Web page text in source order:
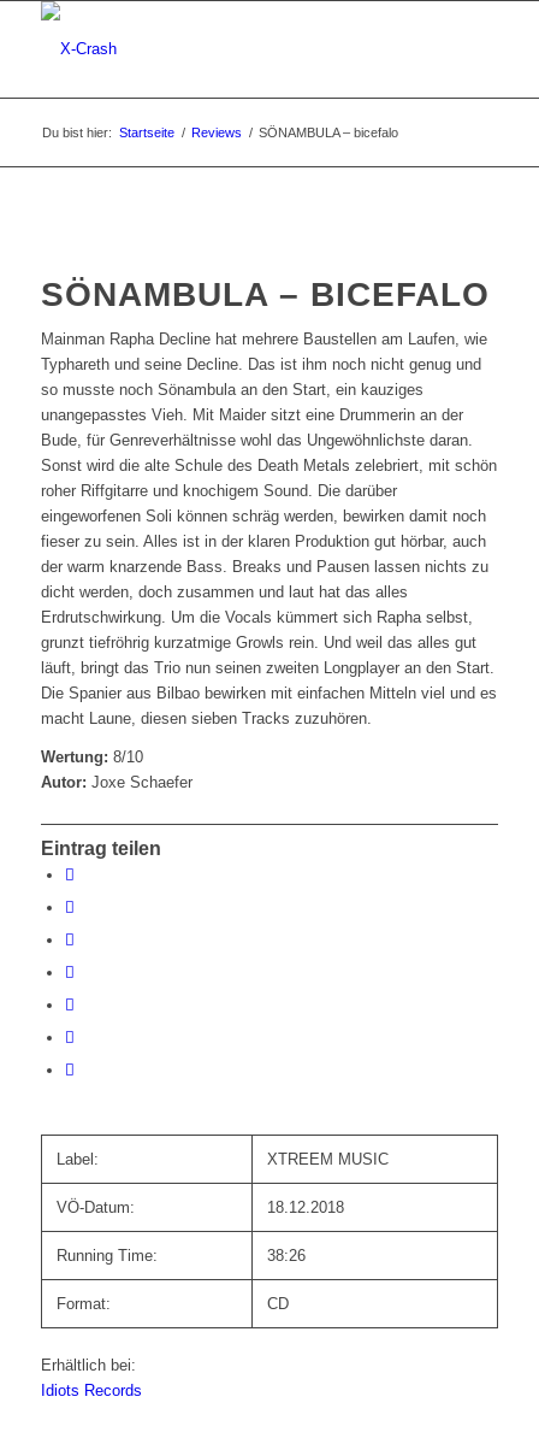
Du bist hier: Startseite / Reviews / SÖNAMBULA – bicefalo
SÖNAMBULA – BICEFALO
Mainman Rapha Decline hat mehrere Baustellen am Laufen, wie
Typhareth und seine Decline. Das ist ihm noch nicht genug und
so musste noch Sönambula an den Start, ein kauziges
unangepasstes Vieh. Mit Maider sitzt eine Drummerin an der
Bude, für Genreverhältnisse wohl das Ungewöhnlichste daran.
Sonst wird die alte Schule des Death Metals zelebriert, mit schön
roher Riffgitarre und knochigem Sound. Die darüber
eingeworfenen Soli können schräg werden, bewirken damit noch
fieser zu sein. Alles ist in der klaren Produktion gut hörbar, auch
der warm knarzende Bass. Breaks und Pausen lassen nichts zu
dicht werden, doch zusammen und laut hat das alles
Erdrutschwirkung. Um die Vocals kümmert sich Rapha selbst,
grunzt tiefröhrig kurzatmige Growls rein. Und weil das alles gut
läuft, bringt das Trio nun seinen zweiten Longplayer an den Start.
Die Spanier aus Bilbao bewirken mit einfachen Mitteln viel und es
macht Laune, diesen sieben Tracks zuzuhören.
Wertung: 8/10
Autor: Joxe Schaefer
Eintrag teilen
Label: XTREEM MUSIC
VÖ-Datum: 18.12.2018
Running Time: 38:26
Format: CD
Erhältlich bei:
Idiots Records